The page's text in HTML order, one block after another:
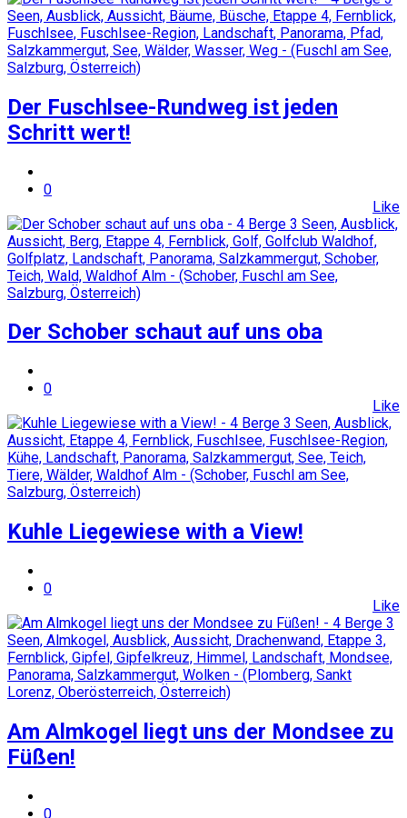
Der Fuschlsee-Rundweg ist jeden
Schritt wert!
0
Like
Der Schober schaut auf uns oba
0
Like
Kuhle Liegewiese with a View!
0
Like
Am Almkogel liegt uns der Mondsee zu
Füßen!
0